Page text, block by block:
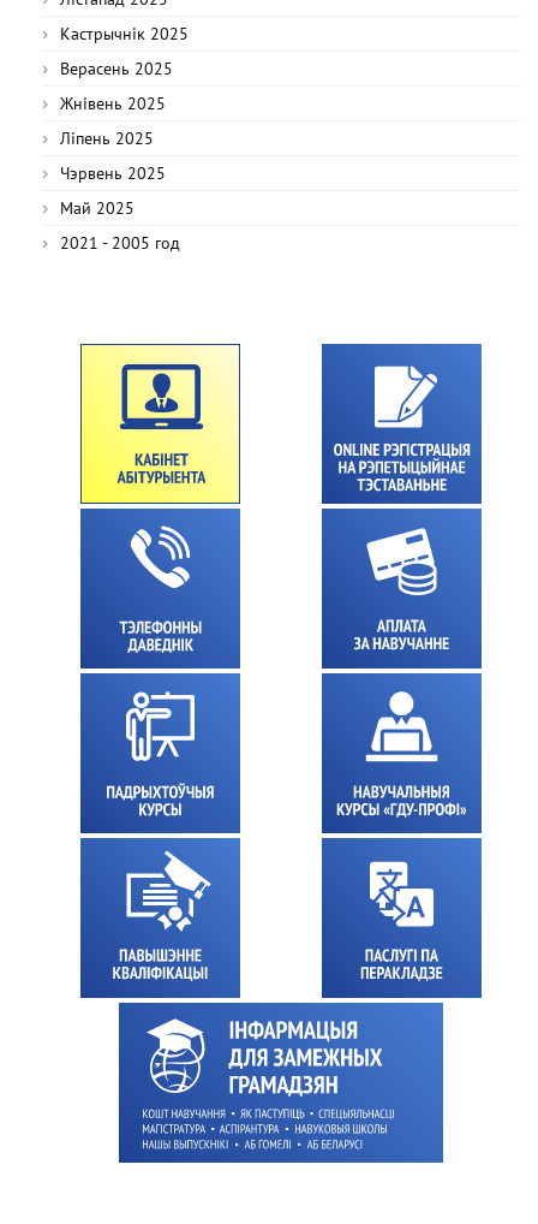
Кастрычнік 2025
Верасень 2025
Жнівень 2025
Ліпень 2025
Чэрвень 2025
Май 2025
2021 - 2005 год